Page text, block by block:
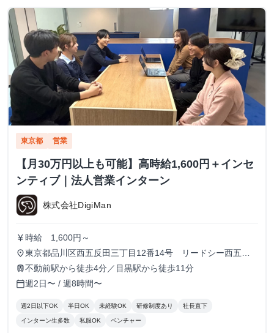
東京都 営業
【月30万円以上も可能】高時給1,600円＋インセ
ンティブ｜法人営業インターン
株式会社DigiMan
currency_yen 時給 1,600円～
place東京都品川区西五反田三丁目12番14号 リードシー西五反
田ビル7-8階（受付8階）
train不動前駅から徒歩4分／目黒駅から徒歩11分
calendar_today週2日〜 / 週8時間〜
週2日以下OK 半日OK 未経験OK 研修制度あり 社長直下
インターン生多数 私服OK ベンチャー